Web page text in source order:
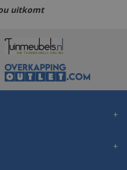
uitkomt